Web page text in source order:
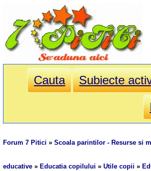
Cauta Subiecte
Forum 7 Pitici »Scoala parintilor - Resurse si
educative » Educatia copilului »Utile copii »